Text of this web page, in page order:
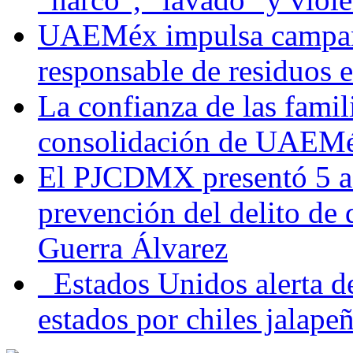
UAEMéx impulsa
responsable de residuos
La confianza de las
consolidación de
El PJCDMX presentó 5
prevención del delito de
Guerra Álvarez
Estados Unidos alerta
estados por chiles